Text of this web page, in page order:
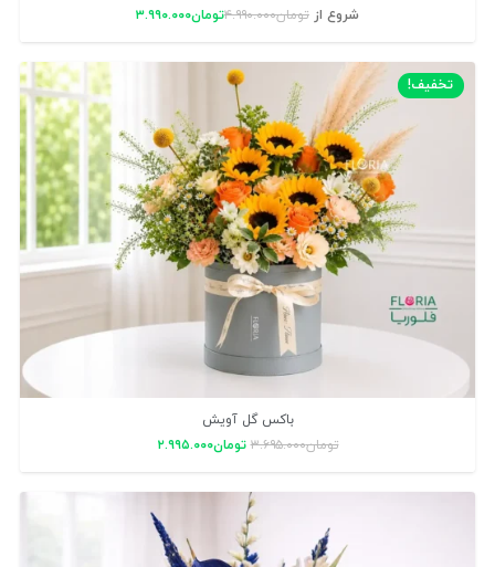
شروع از تومان۴.۹۹۰.۰۰۰تومان۳.۹۹۰.۰۰۰
تخفیف!
باکس گل آویش
تومان۳.۶۹۵.۰۰۰ تومان۲.۹۹۵.۰۰۰